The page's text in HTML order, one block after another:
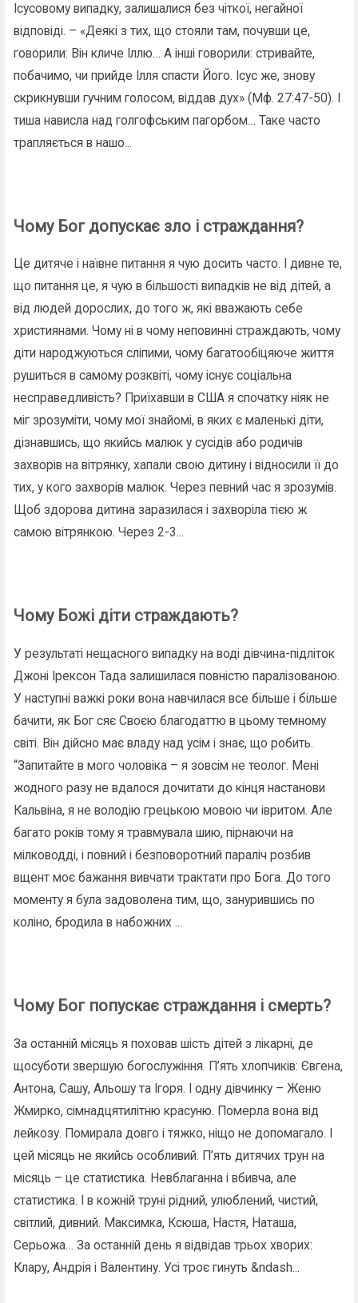
Ісусовому випадку, залишалися без чіткої, негайної
відповіді. – «Деякі з тих, що стояли там, почувши це,
говорили: Він кличе Іллю… А інші говорили: стривайте,
побачимо, чи прийде Ілля спасти Його. Ісус же, знову
скрикнувши гучним голосом, віддав дух» (Мф. 27:47-50). І
тиша нависла над голгофським пагорбом… Таке часто
трапляється в нашо...
Чому Бог допускає зло і страждання?
Це дитяче і наївне питання я чую досить часто. І дивне те,
що питання це, я чую в більшості випадків не від дітей, а
від людей дорослих, до того ж, які вважають себе
християнами. Чому ні в чому неповинні страждають, чому
діти народжуються сліпими, чому багатообіцяюче життя
рушиться в самому розквіті, чому існує соціальна
несправедливість? Приїхавши в США я спочатку ніяк не
міг зрозуміти, чому мої знайомі, в яких є маленькі діти,
дізнавшись, що якийсь малюк у сусідів або родичів
захворів на вітрянку, хапали свою дитину і відносили її до
тих, у кого захворів малюк. Через певний час я зрозумів.
Щоб здорова дитина заразилася і захворіла тією ж
самою вітрянкою. Через 2-3...
Чому Божі діти страждають?
У результаті нещасного випадку на воді дівчина-підліток
Джоні Ірексон Тада залишилася повністю паралізованою.
У наступні важкі роки вона навчилася все більше і більше
бачити, як Бог сяє Своєю благодаттю в цьому темному
світі. Він дійсно має владу над усім і знає, що робить.
“Запитайте в мого чоловіка – я зовсім не теолог. Мені
жодного разу не вдалося дочитати до кінця настанови
Кальвіна, я не володію грецькою мовою чи івритом. Але
багато років тому я травмувала шию, пірнаючи на
мілководді, і повний і безповоротний параліч розбив
вщент моє бажання вивчати трактати про Бога. До того
моменту я була задоволена тим, що, занурившись по
коліно, бродила в набожних ...
Чому Бог попускає страждання і смерть?
За останній місяць я поховав шість дітей з лікарні, де
щосуботи звершую богослужіння. П’ять хлопчиків: Євгена,
Антона, Сашу, Альошу та Ігоря. І одну дівчинку – Женю
Жмирко, сімнадцятилітню красуню. Померла вона від
лейкозу. Помирала довго і тяжко, ніщо не допомагало. І
цей місяць не якийсь особливий. П’ять дитячих трун на
місяць – це статистика. Невблаганна і вбивча, але
статистика. І в кожній труні рідний, улюблений, чистий,
світлий, дивний. Максимка, Ксюша, Настя, Наташа,
Серьожа… За останній день я відвідав трьох хворих:
Клару, Андрія і Валентину. Усі троє гинуть &ndash...